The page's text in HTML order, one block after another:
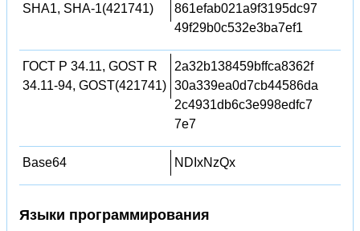
SHA1, SHA-1(421741)
861efab021a9f3195dc97
49f29b0c532e3ba7ef1
ГОСТ Р 34.11, GOST R
34.11-94, GOST(421741)
2a32b138459bffca8362f
30a339ea0d7cb44586da
2c4931db6c3e998edfc7
7e7
Base64 NDIxNzQx
Языки программирования